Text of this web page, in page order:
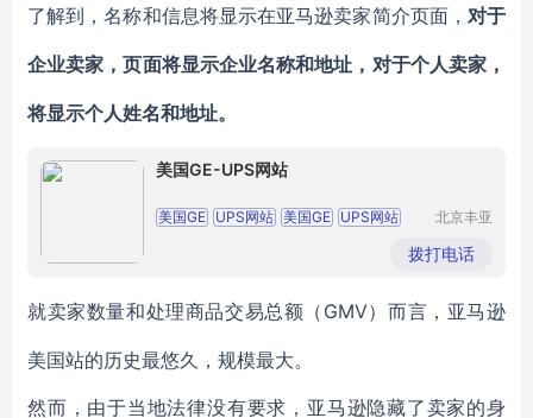
了解到，名称和信息将显示在亚马逊卖家简介页面， 对于
企业卖家，页面将显示企业名称和地址，对于个人卖家，
将显示个人姓名和地址。
美国GE-UPS网站
美国GE UPS网站 美国GE UPS网站
北京丰亚
发展有限
公司
拨打电话
就卖家数量和处理商品交易总额（ GMV）而言，亚马逊
美国站的历史最悠久，规模最大。
然而，由于当地法律没有要求，亚马逊隐藏了卖家的身